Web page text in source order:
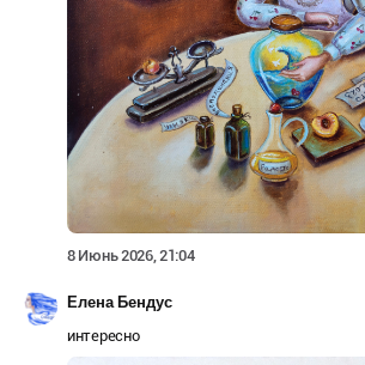
8 Июнь 2026, 21:04
Елена Бендус
интересно